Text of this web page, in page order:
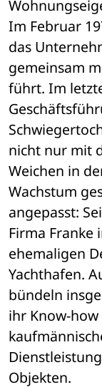
Im Februar
das
gemeinsam
führt. Im
nicht nur mit
Weichen in
Wachstum
angepasst:
Firma Franke
ehemaligen
Yachthafen.
bündeln
ihr Know-
Objekten.